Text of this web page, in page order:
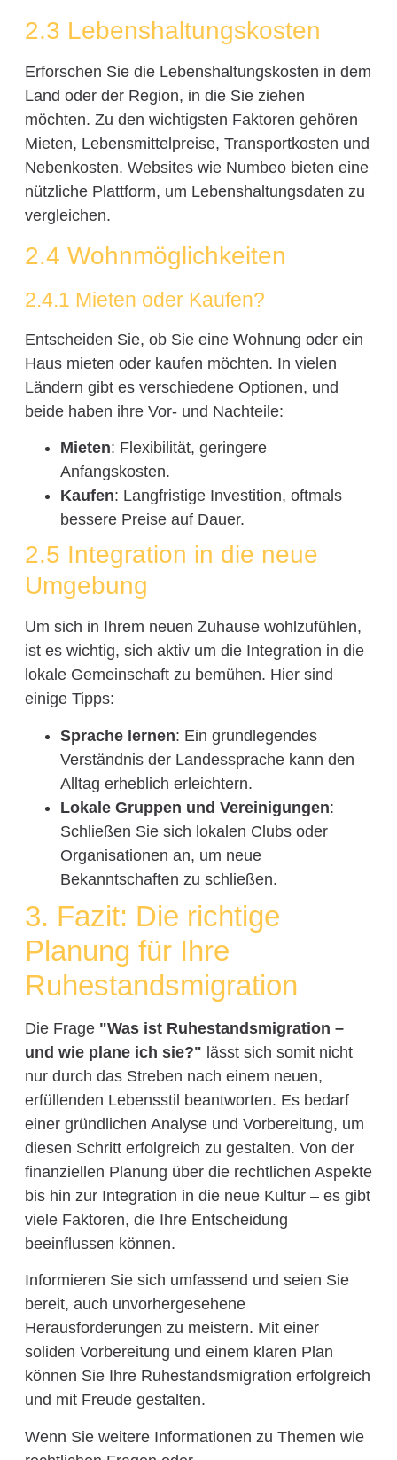
2.3 Lebenshaltungskosten
Erforschen Sie die Lebenshaltungskosten in dem
Land oder der Region, in die Sie ziehen
möchten. Zu den wichtigsten Faktoren gehören
Mieten, Lebensmittelpreise, Transportkosten und
Nebenkosten. Websites wie Numbeo bieten eine
nützliche Plattform, um Lebenshaltungsdaten zu
vergleichen.
2.4 Wohnmöglichkeiten
2.4.1 Mieten oder Kaufen?
Entscheiden Sie, ob Sie eine Wohnung oder ein
Haus mieten oder kaufen möchten. In vielen
Ländern gibt es verschiedene Optionen, und
beide haben ihre Vor- und Nachteile:
Mieten: Flexibilität, geringere
Anfangskosten.
Kaufen: Langfristige Investition, oftmals
bessere Preise auf Dauer.
2.5 Integration in die neue
Umgebung
Um sich in Ihrem neuen Zuhause wohlzufühlen,
ist es wichtig, sich aktiv um die Integration in die
lokale Gemeinschaft zu bemühen. Hier sind
einige Tipps:
Sprache lernen: Ein grundlegendes
Verständnis der Landessprache kann den
Alltag erheblich erleichtern.
Lokale Gruppen und Vereinigungen:
Schließen Sie sich lokalen Clubs oder
Organisationen an, um neue
Bekanntschaften zu schließen.
3. Fazit: Die richtige
Planung für Ihre
Ruhestandsmigration
Die Frage "Was ist Ruhestandsmigration –
und wie plane ich sie?" lässt sich somit nicht
nur durch das Streben nach einem neuen,
erfüllenden Lebensstil beantworten. Es bedarf
einer gründlichen Analyse und Vorbereitung, um
diesen Schritt erfolgreich zu gestalten. Von der
finanziellen Planung über die rechtlichen Aspekte
bis hin zur Integration in die neue Kultur – es gibt
viele Faktoren, die Ihre Entscheidung
beeinflussen können.
Informieren Sie sich umfassend und seien Sie
bereit, auch unvorhergesehene
Herausforderungen zu meistern. Mit einer
soliden Vorbereitung und einem klaren Plan
können Sie Ihre Ruhestandsmigration erfolgreich
und mit Freude gestalten.
Wenn Sie weitere Informationen zu Themen wie